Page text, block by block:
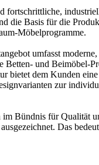
fortschrittliche,
die Basis für die
Möbelprogramme.
umfasst
Betten- und Beimöbel-
bietet dem Kunden
zur
Bündnis für Qualität
Das